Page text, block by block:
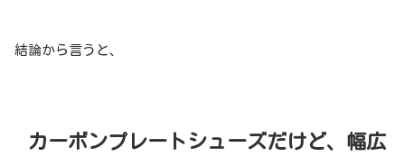
結論から言うと、
カーボンプレートシューズだけど、幅広